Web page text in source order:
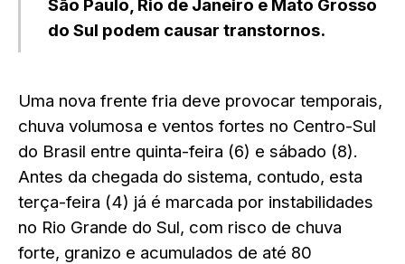
São Paulo, Rio de Janeiro e Mato Grosso
do Sul podem causar transtornos.
Uma nova frente fria deve provocar temporais,
chuva volumosa e ventos fortes no Centro-Sul
do Brasil entre quinta-feira (6) e sábado (8).
Antes da chegada do sistema, contudo, esta
terça-feira (4) já é marcada por instabilidades
no Rio Grande do Sul, com risco de chuva
forte, granizo e acumulados de até 80